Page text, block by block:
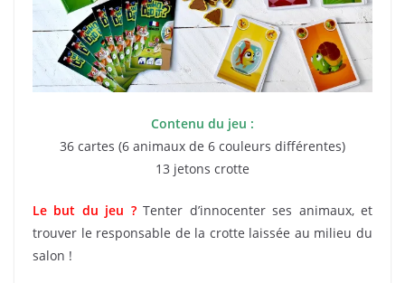
Contenu du jeu :
36 cartes (6 animaux de 6 couleurs différentes)
13 jetons crotte
Le but du jeu ? Tenter d’innocenter ses animaux, et
trouver le responsable de la crotte laissée au milieu du
salon !